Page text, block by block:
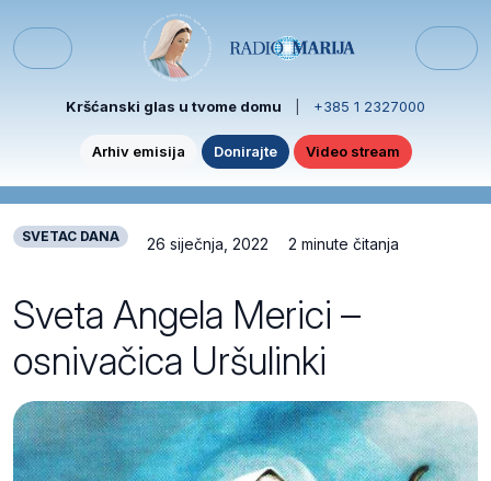
Menu
Kršćanski glas u tvome domu +385 1 2327000
Arhiv emisija Donirajte Video stream
SVETAC DANA 26 siječnja, 2022 2 minute čitanja
Sveta Angela Merici –
osnivačica Uršulinki